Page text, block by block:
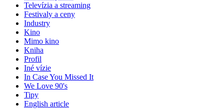
Televízia a streaming
Festivaly a ceny
Industry
Kino
Mimo kino
Kniha
Profil
Iné vízie
In Case You Missed It
We Love 90's
Tipy
English article